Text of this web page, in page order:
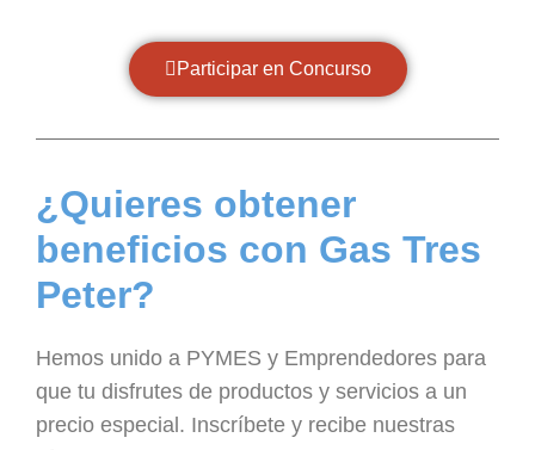
Participar en Concurso
¿Quieres obtener
beneficios con Gas Tres
Peter?
Hemos unido a PYMES y Emprendedores para
que tu disfrutes de productos y servicios a un
precio especial. Inscríbete y recibe nuestras